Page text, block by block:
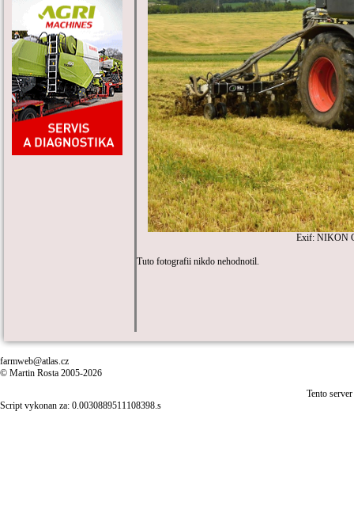
Exif: NIKON
Tuto fotografii nikdo nehodnotil.
farmweb@atlas.cz
© Martin Rosta 2005-2026
Tento
Script vykonan za: 0.0030889511108398.s